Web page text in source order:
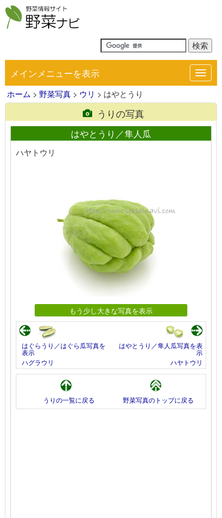
メインメニューを表示
ホーム > 野菜写真 > ウリ > はやとうり
うりの写真
はやとうり／隼人瓜
ハヤトウリ
もう少し大きな写真を表示
はぐらうり／はぐら瓜写真を
表示
ハグラウリ
はやとうり／隼人瓜写真を表
示
ハヤトウリ
うりの一覧に戻る 野菜写真のトップに戻る